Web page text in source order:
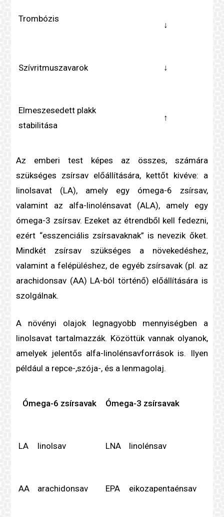
Trombózis
↓
Szívritmuszavarok ↓
Elmeszesedett plakk
stabilitása
↑
Az emberi test képes az összes, számára
szükséges zsírsav előállítására, kettőt kivéve: a
linolsavat (LA), amely egy ómega-6 zsírsav,
valamint az alfa-linolénsavat (ALA), amely egy
ómega-3 zsírsav. Ezeket az étrendből kell fedezni,
ezért “esszenciális zsírsavaknak” is nevezik őket.
Mindkét zsírsav szükséges a növekedéshez,
valamint a felépüléshez, de egyéb zsírsavak (pl. az
arachidonsav (AA) LA-ból történő) előállítására is
szolgálnak.
A növényi olajok legnagyobb mennyiségben a
linolsavat tartalmazzák. Közöttük vannak olyanok,
amelyek jelentős alfa-linolénsavforrások is. Ilyen
például a repce-,szója-, és a lenmagolaj.
Ómega-6 zsírsavak Ómega-3 zsírsavak
LA linolsav LNA linolénsav
AA arachidonsav EPA eikozapentaénsav